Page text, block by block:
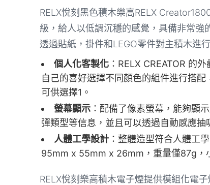
RELX悅刻黑色積木樂高RELX
級，給人以低調沉穩的感覺，具備非常
透過貼紙，掛件和LEGO零件對主積木進
個人化客製化 ：RELX CREATOR 的
自己的喜好選擇不同顏色的組件進行搭
可供選擇1 。
螢幕顯示 ：配備了像素螢幕，能夠顯
彈類型等信息，並且可以透過自動感應
人體工學設計 ：整體造型符合人體工
95mm x 55mm x 26mm，重量僅87g，
RELX悅刻樂高積木電子煙提供模組化電